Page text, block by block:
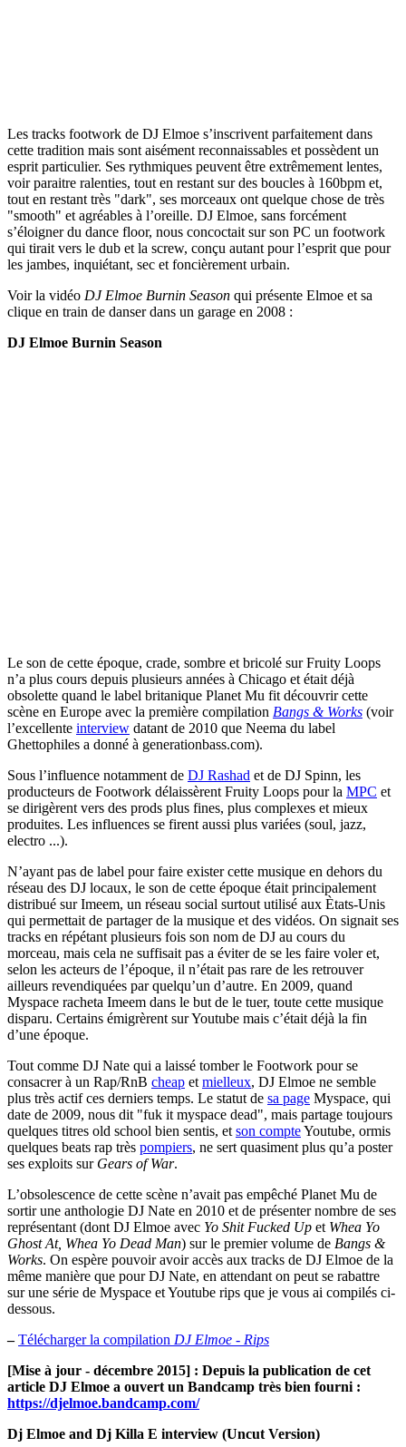
Les tracks footwork de DJ Elmoe s’inscrivent parfaitement dans
cette tradition mais sont aisément reconnaissables et possèdent un
esprit particulier. Ses rythmiques peuvent être extrêmement lentes,
voir paraitre ralenties, tout en restant sur des boucles à 160bpm et,
tout en restant très "dark", ses morceaux ont quelque chose de très
"smooth" et agréables à l’oreille. DJ Elmoe, sans forcément
s’éloigner du dance floor, nous concoctait sur son PC un footwork
qui tirait vers le dub et la screw, conçu autant pour l’esprit que pour
les jambes, inquiétant, sec et foncièrement urbain.
Voir la vidéo DJ Elmoe Burnin Season qui présente Elmoe et sa
clique en train de danser dans un garage en 2008 :
DJ Elmoe Burnin Season
Le son de cette époque, crade, sombre et bricolé sur Fruity Loops
n’a plus cours depuis plusieurs années à Chicago et était déjà
obsolette quand le label britanique Planet Mu fit découvrir cette
scène en Europe avec la première compilation Bangs & Works (voir
l’excellente interview datant de 2010 que Neema du label
Ghettophiles a donné à generationbass.com).
Sous l’influence notamment de DJ Rashad et de DJ Spinn, les
producteurs de Footwork délaissèrent Fruity Loops pour la MPC et
se dirigèrent vers des prods plus fines, plus complexes et mieux
produites. Les influences se firent aussi plus variées (soul, jazz,
electro ...).
N’ayant pas de label pour faire exister cette musique en dehors du
réseau des DJ locaux, le son de cette époque était principalement
distribué sur Imeem, un réseau social surtout utilisé aux Ètats-Unis
qui permettait de partager de la musique et des vidéos. On signait ses
tracks en répétant plusieurs fois son nom de DJ au cours du
morceau, mais cela ne suffisait pas a éviter de se les faire voler et,
selon les acteurs de l’époque, il n’était pas rare de les retrouver
ailleurs revendiquées par quelqu’un d’autre. En 2009, quand
Myspace racheta Imeem dans le but de le tuer, toute cette musique
disparu. Certains émigrèrent sur Youtube mais c’était déjà la fin
d’une époque.
Tout comme DJ Nate qui a laissé tomber le Footwork pour se
consacrer à un Rap/RnB cheap et mielleux, DJ Elmoe ne semble
plus très actif ces derniers temps. Le statut de sa page Myspace, qui
date de 2009, nous dit "fuk it myspace dead", mais partage toujours
quelques titres old school bien sentis, et son compteYoutube, ormis
quelques beats rap très pompiers, ne sert quasiment plus qu’a poster
ses exploits sur Gears of War.
L’obsolescence de cette scène n’avait pas empêché Planet Mu de
sortir une anthologie DJ Nate en 2010 et de présenter nombre de ses
représentant (dont DJ Elmoe avec Yo Shit Fucked Up et Whea Yo
Ghost At, Whea Yo Dead Man) sur le premier volume de Bangs &
Works. On espère pouvoir avoir accès aux tracks de DJ Elmoe de la
même manière que pour DJ Nate, en attendant on peut se rabattre
sur une série de Myspace et Youtube rips que je vous ai compilés ci-
dessous.
– Télécharger la compilation DJ Elmoe - Rips
[Mise à jour - décembre 2015] : Depuis la publication de cet
article DJ Elmoe a ouvert un Bandcamp très bien fourni :
https://djelmoe.bandcamp.com/
Dj Elmoe and Dj Killa E interview (Uncut Version)